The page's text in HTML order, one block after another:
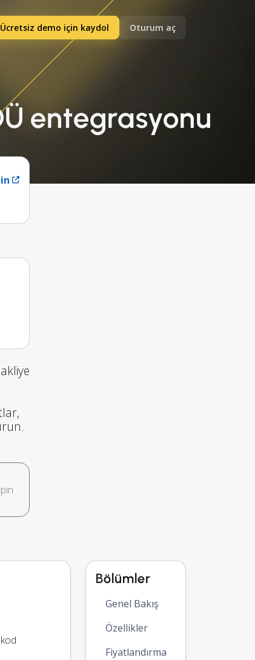
Ücretsiz demo için kaydol Oturum aç
entegrasyonu
Bölümler
Genel Bakış
Özellikler
Fiyatlandırma